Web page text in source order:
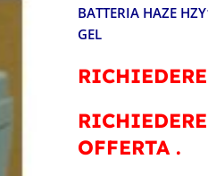
BATTERIA HAZE
GEL
OFFERTA .